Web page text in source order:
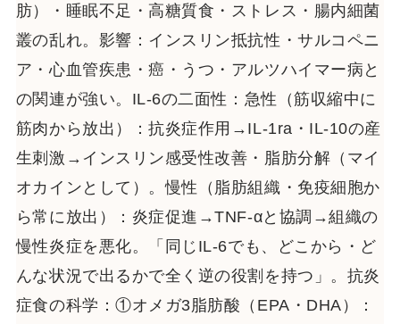
肪）・睡眠不足・高糖質食・ストレス・腸内細菌
叢の乱れ。影響：インスリン抵抗性・サルコペニ
ア・心血管疾患・癌・うつ・アルツハイマー病と
の関連が強い。IL-6の二面性：急性（筋収縮中に
筋肉から放出）：抗炎症作用→IL-1ra・IL-10の産
生刺激→インスリン感受性改善・脂肪分解（マイ
オカインとして）。慢性（脂肪組織・免疫細胞か
ら常に放出）：炎症促進→TNF-αと協調→組織の
慢性炎症を悪化。「同じIL-6でも、どこから・ど
んな状況で出るかで全く逆の役割を持つ」。抗炎
症食の科学：①オメガ3脂肪酸（EPA・DHA）：